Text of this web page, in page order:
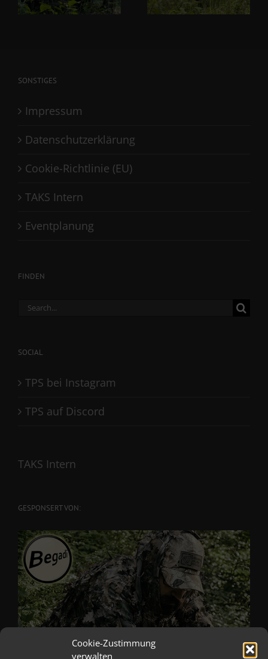
Cookie-Zustimmung
verwalten
SONSTIGES
Impressum
Datenschutzerklärung
Cookie-Richtlinie (EU)
TAKS Intern
Eventplanung
FINDEN
Search
SOCIAL
TPS bei Instagram
TPS auf Discord
TAKS Intern
GESPONSERT VON: